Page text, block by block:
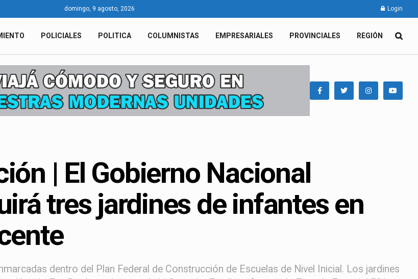
domingo, 9 agosto, 2026 Login
POLICIALES POLITICA COLUMNISTAS EMPRESARIALES PROVINCIALES REGIÓN
| El Gobierno Nacional
tres jardines de infantes en
dentro del Plan Federal de Construcción de Escuelas de Nivel Inicial. Los jardines